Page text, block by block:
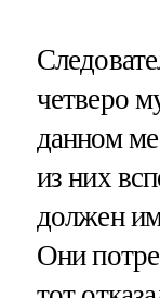
четверо
данном
из них
должен
Они